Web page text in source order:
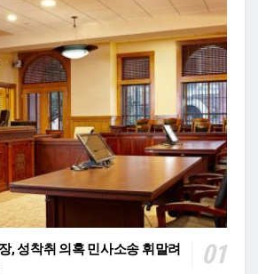
, 성착취 의혹 민사소송 휘말려